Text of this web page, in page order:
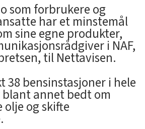
som forbrukere og
har et minstemål
sine egne produkter,
i NAF,
til Nettavisen.
38 bensinstasjoner i hele
annet bedt om
og skifte